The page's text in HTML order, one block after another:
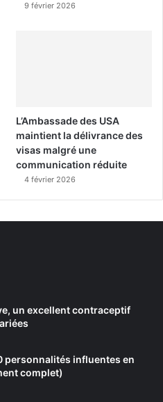
9 février 2026
L’Ambassade des USA
maintient la délivrance des
visas malgré une
communication réduite
4 février 2026
un excellent contraceptif
personnalités influentes en
complet)